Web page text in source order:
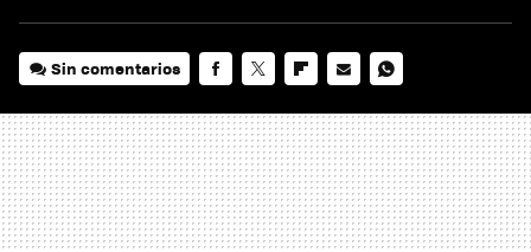
Sin comentarios
MAIL